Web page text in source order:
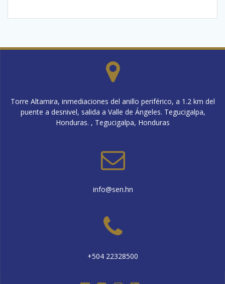
Torre Altamira, inmediaciones del anillo periférico, a 1.2 km del
puente a desnivel, salida a Valle de Ángeles. Tegucigalpa,
Honduras. , Tegucigalpa, Honduras
info@sen.hn
+504 22328500